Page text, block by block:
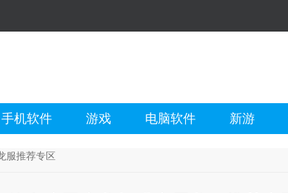
手机软件 游戏 电脑软件 新游
服推荐专区